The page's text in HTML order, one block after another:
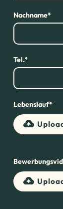
Nachname*
Tel.*
Lebenslauf*